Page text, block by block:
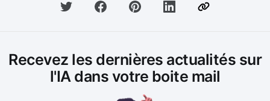
Recevez les dernières actualités sur
l'IA dans votre boite mail